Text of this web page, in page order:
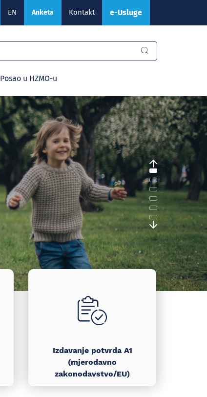
EN Anketa Kontakt e-Usluge
Posao u HZMO-u
Izdavanje potvrda A1
(mjerodavno
zakonodavstvo/EU)